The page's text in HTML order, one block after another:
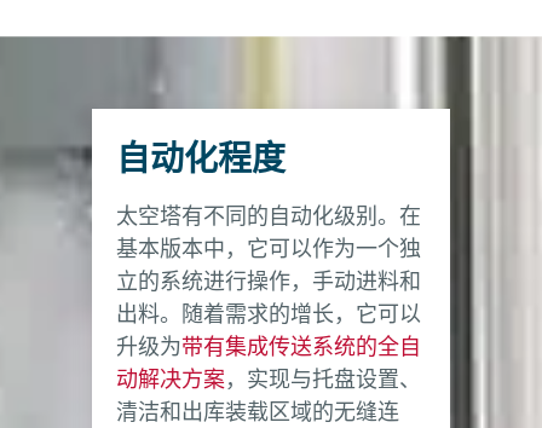
卫生要求
符合卫生要求 符合卫生要求
条形码或 RFID 识
条形码或 RFID 识
航空
自动化程度
太空塔有不同的自动化级别。在
基本版本中，它可以作为一个独
立的系统进行操作，手动进料和
出料。随着需求的增长，它可以
升级为带有集成传送系统的全自
动解决方案，实现与托盘设置、
清洁和出库装载区域的无缝连